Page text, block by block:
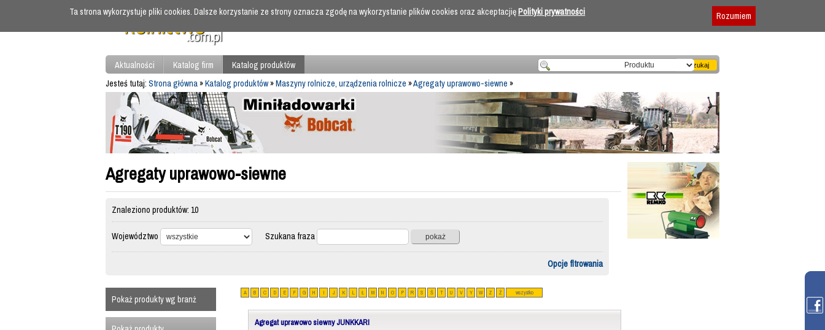
Regulamin
Aktualności Katalog firm
Katalog produktów
Jesteś tutaj: Strona główna»Katalog produktów»Maszyny rolnicze, urządzenia rolnicze »Agregaty uprawowo-siewne »
Agregaty uprawowo-siewne
Znaleziono produktów: 10
Województwo Szukana fraza
Opcje fltrowania
Pokaż produkty wg branż
A B C D E F G H I J K L Ł M N O P R S Ś T U V Y W Z Ż wszystko
Agregat uprawowo siewny JUNKKARI
Ta strona wykorzystuje pliki cookies. Dalsze korzystanie ze strony oznacza zgodę na wykorzystanie plików cookies oraz akceptacjięPolityki prywatności Rozumiem